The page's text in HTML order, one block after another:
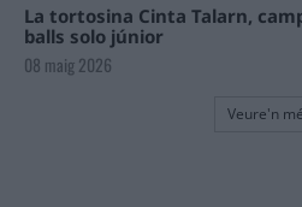
La tortosina Cinta Talarn,
balls solo júnior
08 maig 2026
Veure'n